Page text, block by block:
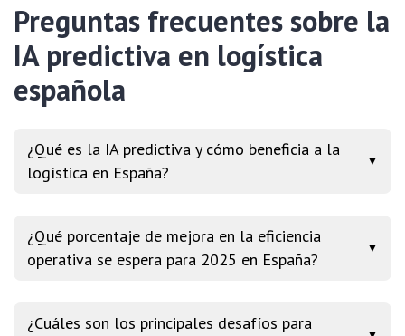
Preguntas frecuentes sobre la
IA predictiva en logística
española
¿Qué es la IA predictiva y cómo beneficia a la
logística en España?
▼
¿Qué porcentaje de mejora en la eficiencia
operativa se espera para 2025 en España?
▼
¿Cuáles son los principales desafíos para